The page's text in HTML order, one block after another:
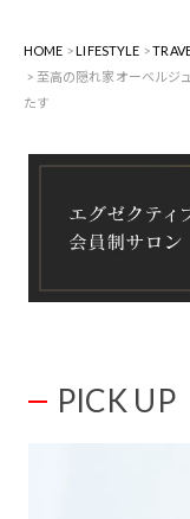
HOME LIFESTYLE
至高の隠れ家オーベルジ
たす
PICK UP